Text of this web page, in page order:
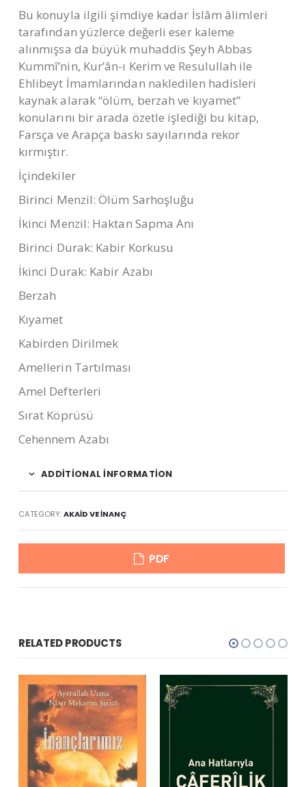
Bu konuyla ilgili şimdiye kadar İslâm âlimleri
tarafından yüzlerce değerli eser kaleme
alınmışsa da büyük muhaddis Şeyh Abbas
Kummî’nin, Kur’ân-ı Kerim ve Resulullah ile
Ehlibeyt İmamlarından nakledilen hadisleri
kaynak alarak “ölüm, berzah ve kıyamet”
konularını bir arada özetle işlediği bu kitap,
Farsça ve Arapça baskı sayılarında rekor
kırmıştır.
İçindekiler
Birinci Menzil: Ölüm Sarhoşluğu
İkinci Menzil: Haktan Sapma Anı
Birinci Durak: Kabir Korkusu
İkinci Durak: Kabir Azabı
Berzah
Kıyamet
Kabirden Dirilmek
Amellerin Tartılması
Amel Defterleri
Sırat Köprüsü
Cehennem Azabı
ADDITIONAL INFORMATION
CATEGORY:AKAID VE İNANÇ
PDF
RELATED PRODUCTS